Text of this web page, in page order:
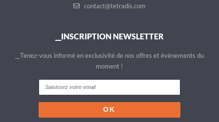
contact@tetradis.com
__INSCRIPTION NEWSLETTER
__Tenez-vous informé en exclusivité de nos offres et évènements du
moment !